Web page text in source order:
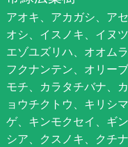
アオキ、アカガシ、ア
オシ、イスノキ、イヌ
エゾユズリハ、オオム
フクナンテン、オリー
モチ、カラタチバナ、
ョウチクトウ、キリシ
ゲ、キンモクセイ、ギ
シア、クスノキ、クチ